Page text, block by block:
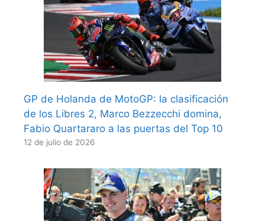
GP de Holanda de MotoGP: la clasificación
de los Libres 2, Marco Bezzecchi domina,
Fabio Quartararo a las puertas del Top 10
12 de julio de 2026